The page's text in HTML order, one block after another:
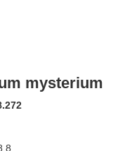
mysterium
8